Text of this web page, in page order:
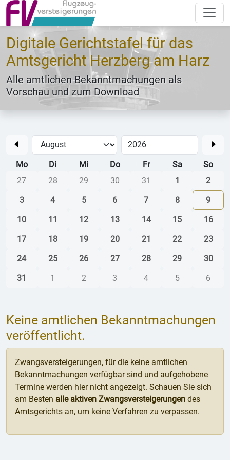
Digitale Gerichtstafel für das
Amtsgericht Herzberg am Harz
Alle amtlichen Bekanntmachungen als
Vorschau und zum Download
Keine amtlichen Bekanntmachungen
veröffentlicht.
Zwangsversteigerungen, für die keine amtlichen
Bekanntmachungen verfügbar sind und aufgehobene
Termine werden hier nicht angezeigt. Schauen Sie sich
am Besten alle aktiven Zwangsversteigerungen des
Amtsgerichts an, um keine Verfahren zu verpassen.
Mo Di Mi Do Fr Sa
So
27
28 29 30 31 1
2
3
4 5 6 7 8
9
10
11 12 13 14 15
16
17
18 19 20 21 22
23
24
25 26 27 28 29
30
31
1 2 3 4 5 6